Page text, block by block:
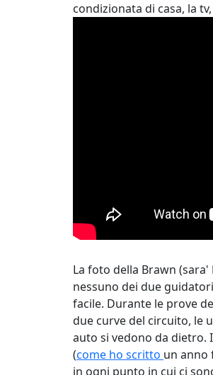
condizionata di casa, la
La foto della Brawn
nessuno dei due
facile. Durante le prove
due curve del circuito, le
auto si vedono da dietro.
(come ho scritto un anno
in ogni punto in cui ci